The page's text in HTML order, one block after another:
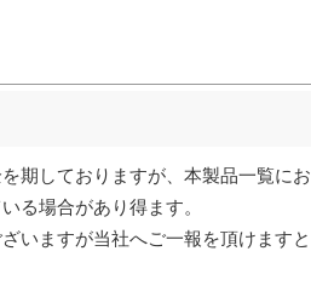
期しておりますが、本製品一覧にお
る場合があり得ます。
いますが当社へご一報を頂けますと